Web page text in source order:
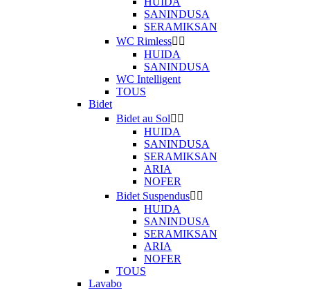
SANINDUSA
SERAMIKSAN
WC Rimless 
HUIDA
SANINDUSA
WC Intelligent
TOUS
Bidet
Bidet au Sol 
HUIDA
SANINDUSA
SERAMIKSAN
ARIA
NOFER
Bidet Suspendus 
HUIDA
SANINDUSA
SERAMIKSAN
ARIA
NOFER
TOUS
Lavabo